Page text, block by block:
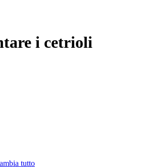
i cetrioli
tutto